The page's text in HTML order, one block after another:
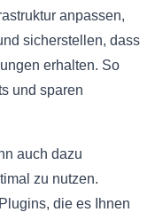
anpassen,
sicherstellen, dass
erhalten. So
und sparen
auch dazu
zu nutzen.
die es Ihnen